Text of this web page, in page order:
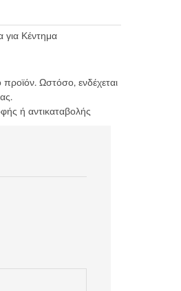
για Κέντημα
Ωστόσο, ενδέχεται
ή αντικαταβολής